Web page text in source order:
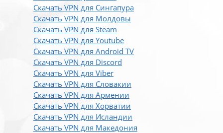
Скачать VPN для Сингапура
Скачать VPN для Молдовы
Скачать VPN для Steam
Скачать VPN для Youtube
Скачать VPN для Android TV
Скачать VPN для Discord
Скачать VPN для Viber
Скачать VPN для Словакии
Скачать VPN для Армении
Скачать VPN для Хорватии
Скачать VPN для Исландии
Скачать VPN для Македония